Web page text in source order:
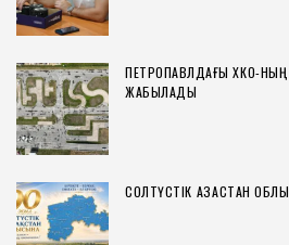
ПЕТРОПАВЛДАҒЫ ХҚКО-
ЖАБЫЛАДЫ
СОЛТҮСТІК ҚАЗАҚСТАН